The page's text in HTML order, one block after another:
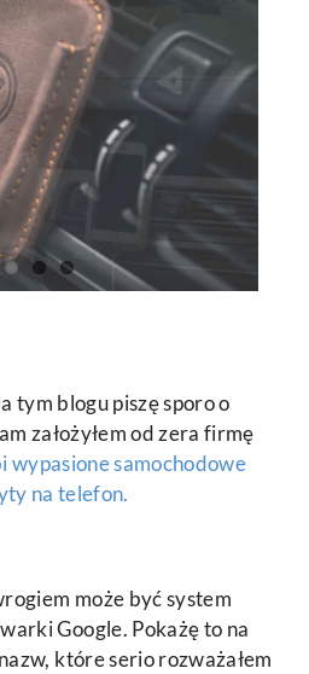
tym blogu piszę sporo o
założyłem od zera firmę
samochodowe
na telefon.
może być system
Google. Pokażę to na
które serio rozważałem